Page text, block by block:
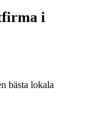
i
bästa lokala